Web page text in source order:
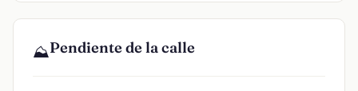
⛰️Pendiente de la calle